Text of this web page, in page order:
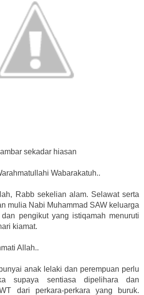
sekadar hiasan
Wabarakatuh..
Rabb sekelian alam. Selawat serta
mulia Nabi Muhammad SAW keluarga
pengikut yang istiqamah menuruti
kiamat.
Allah..
anak lelaki dan perempuan perlu
supaya sentiasa dipelihara dan
dari perkara-perkara yang buruk.